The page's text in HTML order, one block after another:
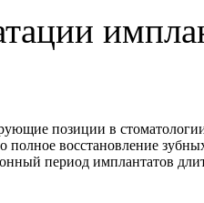
позиции в
полное восстановление
период имплантатов